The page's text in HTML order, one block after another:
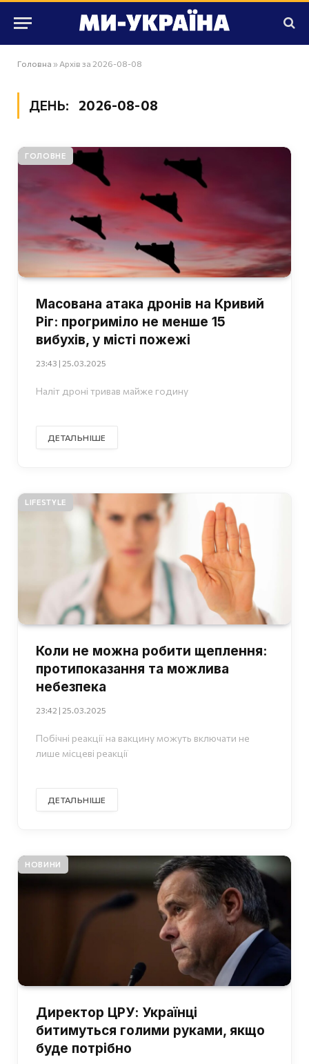
Головна » Архів за 2026-08-08
ДЕНЬ: 2026-08-08
ГОЛОВНЕ
Масована атака дронів на Кривий
Ріг: прогриміло не менше 15
вибухів, у місті пожежі
23:43 | 25.03.2025
Наліт дроні тривав майже годину
ДЕТАЛЬНІШЕ
LIFESTYLE
Коли не можна робити щеплення:
протипоказання та можлива
небезпека
23:42 | 25.03.2025
Побічні реакції на вакцину можуть включати не
лише місцеві реакції
ДЕТАЛЬНІШЕ
НОВИНИ
Директор ЦРУ: Українці
битимуться голими руками, якщо
буде потрібно